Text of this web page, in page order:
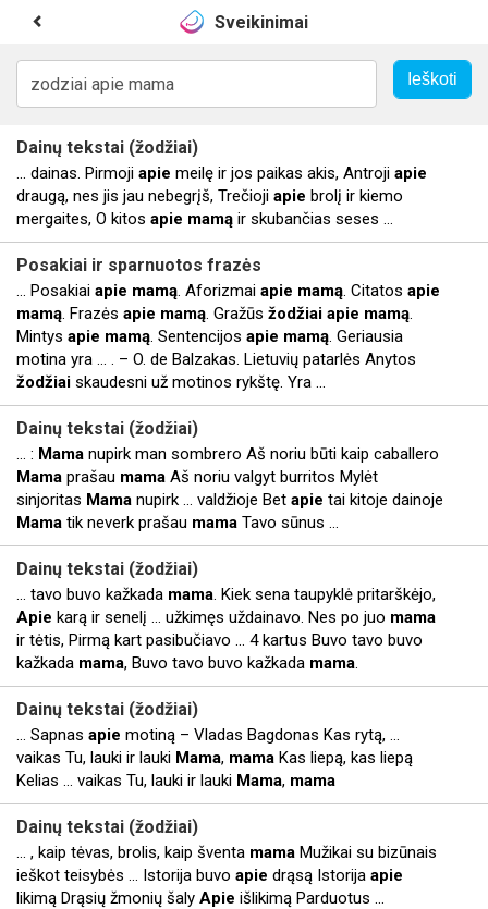
Sveikinimai
Dainų tekstai (žodžiai)
... dainas. Pirmoji apie meilę ir jos paikas akis, Antroji apie
draugą, nes jis jau nebegrįš, Trečioji apie brolį ir kiemo
mergaites, O kitos apie mamą ir skubančias seses ...
Posakiai ir sparnuotos frazės
... Posakiai apie mamą. Aforizmai apie mamą. Citatos apie
mamą. Frazės apie mamą. Gražūs žodžiai apie mamą.
Mintys apie mamą. Sentencijos apie mamą. Geriausia
motina yra ... . – O. de Balzakas. Lietuvių patarlės Anytos
žodžiai skaudesni už motinos rykštę. Yra ...
Dainų tekstai (žodžiai)
... : Mama nupirk man sombrero Aš noriu būti kaip caballero
Mama prašau mama Aš noriu valgyt burritos Mylėt
sinjoritas Mama nupirk ... valdžioje Bet apie tai kitoje dainoje
Mama tik neverk prašau mama Tavo sūnus ...
Dainų tekstai (žodžiai)
... tavo buvo kažkada mama. Kiek sena taupyklė pritarškėjo,
Apie karą ir senelį ... užkimęs uždainavo. Nes po juo mama
ir tėtis, Pirmą kart pasibučiavo ... 4 kartus Buvo tavo buvo
kažkada mama, Buvo tavo buvo kažkada mama.
Dainų tekstai (žodžiai)
... Sapnas apie motiną – Vladas Bagdonas Kas rytą, ...
vaikas Tu, lauki ir lauki Mama, mama Kas liepą, kas liepą
Kelias ... vaikas Tu, lauki ir lauki Mama, mama
Dainų tekstai (žodžiai)
... , kaip tėvas, brolis, kaip šventa mama Mužikai su bizūnais
ieškot teisybės ... Istorija buvo apie drąsą Istorija apie
likimą Drąsių žmonių šaly Apie išlikimą Parduotus ...